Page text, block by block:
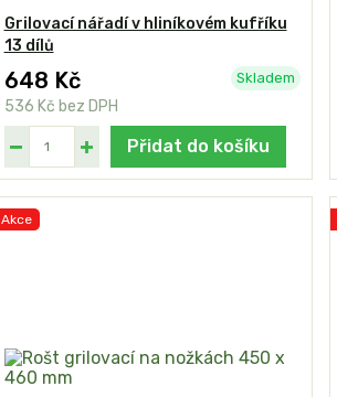
Grilovací nářadí v hliníkovém kufříku
13 dílů
648 Kč
536 Kč bez DPH
Skladem
Přidat do košíku
Akce